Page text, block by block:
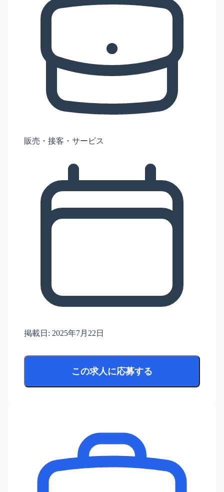
販売・接客・サービス
掲載日: 2025年7月22日
この求人に応募する